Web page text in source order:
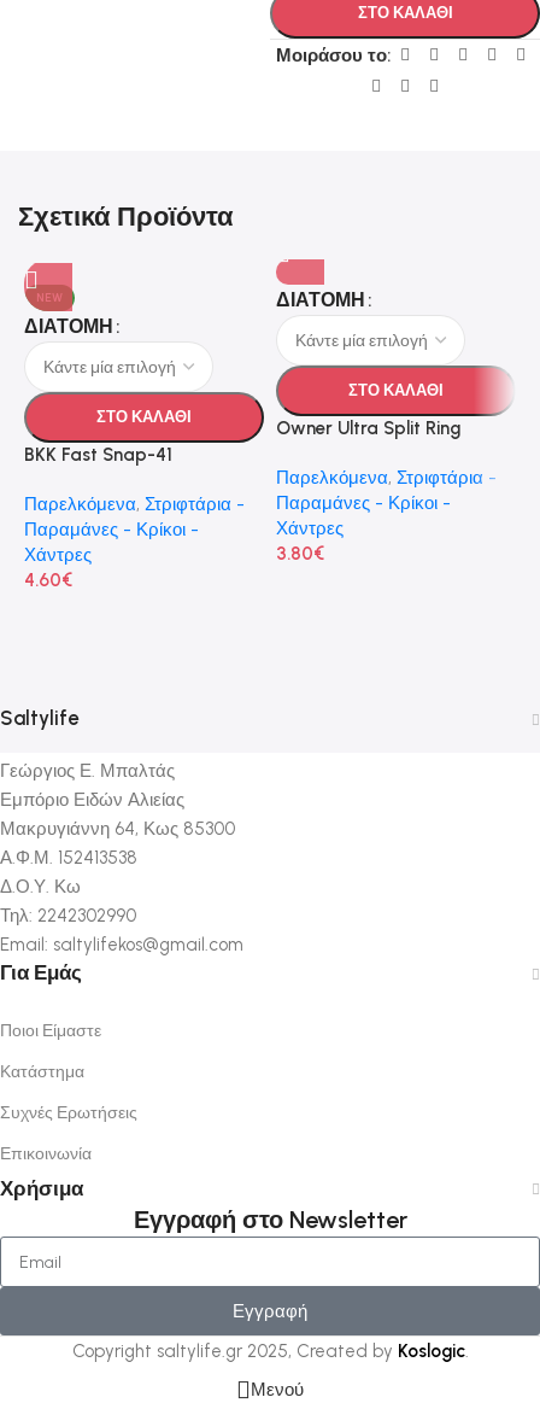
ΣΤΟ ΚΑΛΑΘΙ
Μοιράσου το:
Σχετικά Προϊόντα
NEW
ΔΙΑΤΟΜΗ
ΣΤΟ ΚΑΛΑΘΙ
BKK Fast Snap-41
Παρελκόμενα, Στριφτάρια -
Παραμάνες - Κρίκοι -
Χάντρες
4.60€
ΔΙΑΤΟΜΗ
ΣΤΟ ΚΑΛΑΘΙ
Owner Ultra Split Ring
Παρελκόμενα, Στριφτάρια -
Παραμάνες - Κρίκοι -
Χάντρες
3.80€
Saltylife
Γεώργιος Ε. Μπαλτάς
Εμπόριο Ειδών Αλιείας
Μακρυγιάννη 64, Κως 85300
Α.Φ.Μ. 152413538
Δ.Ο.Υ. Κω
Τηλ: 2242302990
Email: saltylifekos@gmail.com
Για Εμάς
Ποιοι Είμαστε
Κατάστημα
Συχνές Ερωτήσεις
Επικοινωνία
Χρήσιμα
Εγγραφή στο Newsletter
Εγγραφή
Copyright saltylife.gr 2025, Created by Koslogic.
Μενού